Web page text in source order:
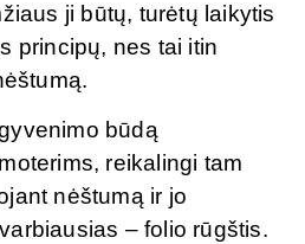
ji būtų, turėtų laikytis
principų, nes tai itin
būdą
reikalingi tam
nėštumą ir jo
– folio rūgštis.